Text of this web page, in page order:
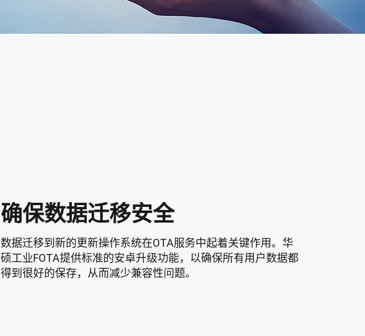
确保数据迁移安全
数据迁移到新的更新操作系统在OTA服务中起着关键作用。华
硕工业FOTA提供标准的安卓升级功能，以确保所有用户数据都
得到很好的保存，从而减少兼容性问题。